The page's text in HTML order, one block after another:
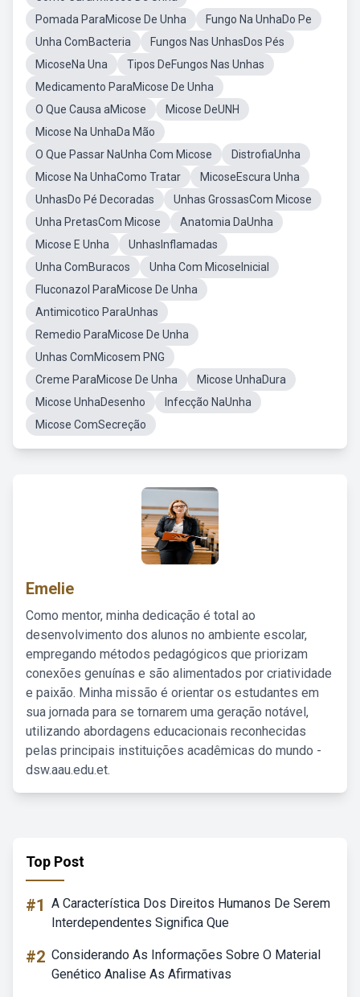
Pomada ParaMicose De Unha
Fungo Na UnhaDo Pe
Unha ComBacteria
Fungos Nas UnhasDos Pés
MicoseNa Una
Tipos DeFungos Nas Unhas
Medicamento ParaMicose De Unha
O Que Causa aMicose
Micose DeUNH
Micose Na UnhaDa Mão
O Que Passar NaUnha Com Micose
DistrofiaUnha
Micose Na UnhaComo Tratar
MicoseEscura Unha
UnhasDo Pé Decoradas
Unhas GrossasCom Micose
Unha PretasCom Micose
Anatomia DaUnha
Micose E Unha
UnhasInflamadas
Unha ComBuracos
Unha Com MicoseInicial
Fluconazol ParaMicose De Unha
Antimicotico ParaUnhas
Remedio ParaMicose De Unha
Unhas ComMicosem PNG
Creme ParaMicose De Unha
Micose UnhaDura
Micose UnhaDesenho
Infecção NaUnha
Micose ComSecreção
Emelie
Como mentor, minha dedicação é total ao
desenvolvimento dos alunos no ambiente escolar,
empregando métodos pedagógicos que priorizam
conexões genuínas e são alimentados por criatividade
e paixão. Minha missão é orientar os estudantes em
sua jornada para se tornarem uma geração notável,
utilizando abordagens educacionais reconhecidas
pelas principais instituições acadêmicas do mundo -
dsw.aau.edu.et.
Top Post
#1 A Característica Dos Direitos Humanos De Serem
Interdependentes Significa Que
#2 Considerando As Informações Sobre O Material
Genético Analise As Afirmativas